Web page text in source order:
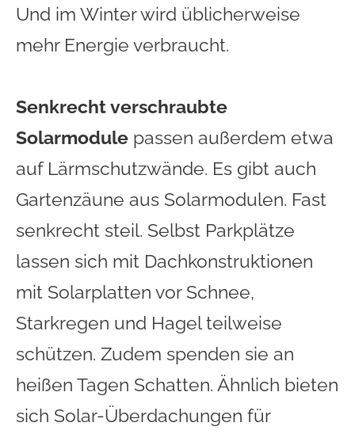
Und im Winter wird üblicherweise
mehr Energie verbraucht.
Senkrecht verschraubte
Solarmodule passen außerdem etwa
auf Lärmschutzwände. Es gibt auch
Gartenzäune aus Solarmodulen. Fast
senkrecht steil. Selbst Parkplätze
lassen sich mit Dachkonstruktionen
mit Solarplatten vor Schnee,
Starkregen und Hagel teilweise
schützen. Zudem spenden sie an
heißen Tagen Schatten. Ähnlich bieten
sich Solar-Überdachungen für